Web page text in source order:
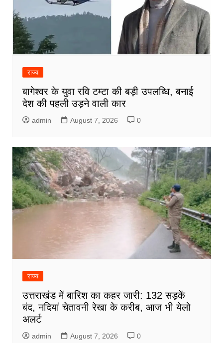
राज्य
बागेश्वर के युवा रवि टम्टा की बड़ी उपलब्धि, बनाई
देश की पहली उड़ने वाली कार
admin August 7, 2026 0
राज्य
उत्तराखंड में बारिश का कहर जारी: 132 सड़कें
बंद, नदियां चेतावनी रेखा के करीब, आज भी येलो
अलर्ट
admin August 7, 2026 0